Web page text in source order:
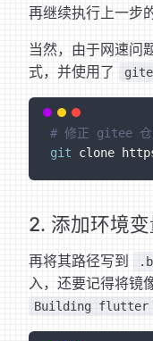
再继续执行上一步
当然，由于网速问
式，并使用了
# 修正 gitee
git clone
2. 添加环境变
再将其路径写到
入，还要记得将镜
Building